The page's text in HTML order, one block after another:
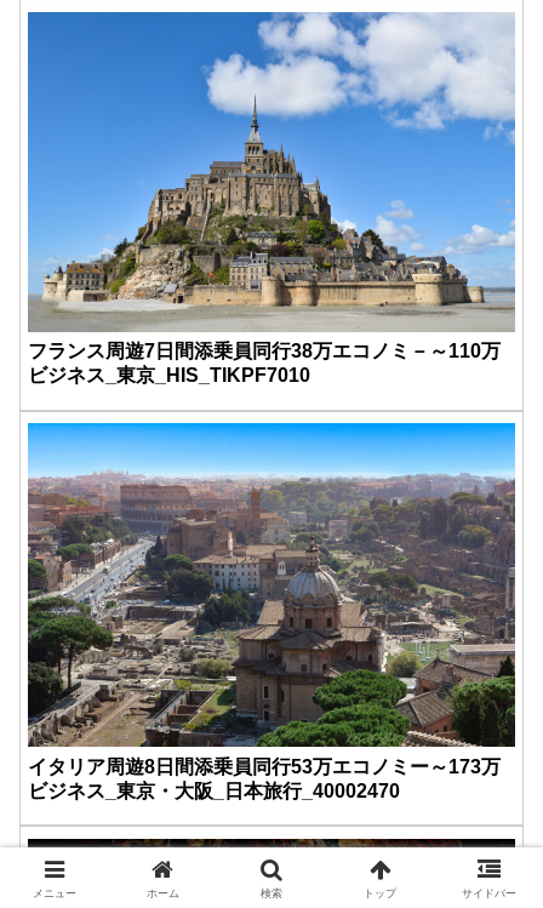
フランス周遊7日間添乗員同行38万エコノミ－～110万
ビジネス_東京_HIS_TIKPF7010
イタリア周遊8日間添乗員同行53万エコノミー～173万
ビジネス_東京・大阪_日本旅行_40002470
メニュー ホーム 検索 トップ サイドバー